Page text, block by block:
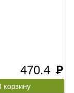
470.4 руб